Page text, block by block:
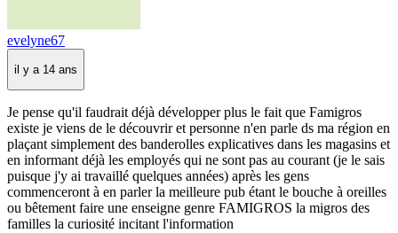
evelyne67
il y a 14 ans
Je pense qu'il faudrait déjà développer plus le fait que Famigros
existe je viens de le découvrir et personne n'en parle ds ma région en
plaçant simplement des banderolles explicatives dans les magasins et
en informant déjà les employés qui ne sont pas au courant (je le sais
puisque j'y ai travaillé quelques années) après les gens
commenceront à en parler la meilleure pub étant le bouche à oreilles
ou bêtement faire une enseigne genre FAMIGROS la migros des
familles la curiosité incitant l'information